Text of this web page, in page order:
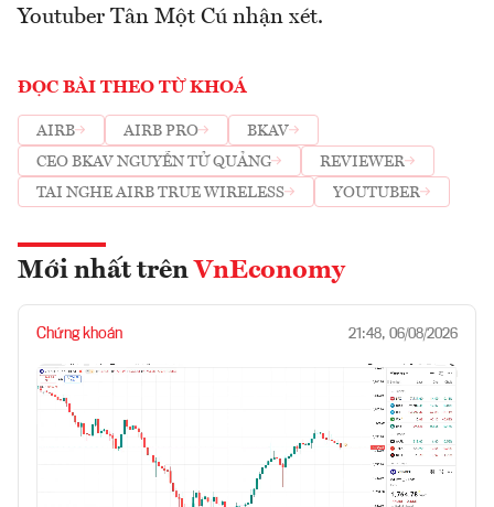
Youtuber Tân Một Cú nhận xét.
ĐỌC BÀI THEO TỪ KHOÁ
AIRB AIRB PRO
BKAV
CEO BKAV NGUYỄN TỬ QUẢNG
REVIEWER
TAI NGHE AIRB TRUE WIRELESS
YOUTUBER
Mới nhất trên VnEconomy
Chứng khoán 21:48, 06/08/2026